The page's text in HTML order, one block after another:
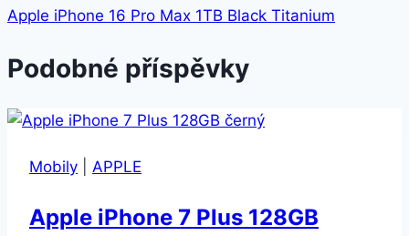
Apple iPhone 16 Pro Max 1TB Black Titanium
Podobné příspěvky
Mobily APPLE
Apple iPhone 7 Plus 128GB